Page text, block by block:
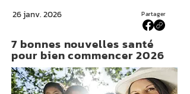
Partager
26 janv. 2026
7 bonnes nouvelles santé
pour bien commencer 2026